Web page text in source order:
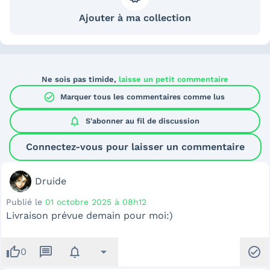
Ajouter à ma collection
Ne sois pas timide, laisse un petit commentaire
check_circle Marquer tous les commentaires comme lus
notifications S'abonner au fil de discussion
Connectez-vous pour laisser un commentaire
Druide
Publié le 01 octobre 2025 à 08h12
Livraison prévue demain pour moi:)
thumb_up0 message notifications arrow_drop_down check_circle